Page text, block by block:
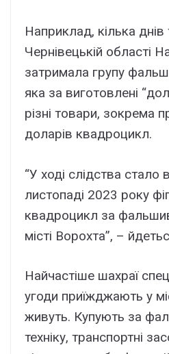
Наприклад, кілька
Чернівецькій області
затримала групу
яка за виготовлені
різні товари, зокрема
доларів квадроцикл.
“У ході слідства
листопаді 2023 року
квадроцикл за
місті Ворохта”, –
Найчастіше шахраї
угоди приїжджають у
живуть. Купують за
техніку, транспортні